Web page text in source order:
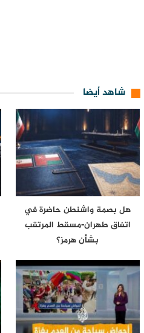
شاهد أيضا
هل بصمة واشنطن حاضرة في
اتفاق طهران-مسقط المرتقب
بشأن هرمز؟